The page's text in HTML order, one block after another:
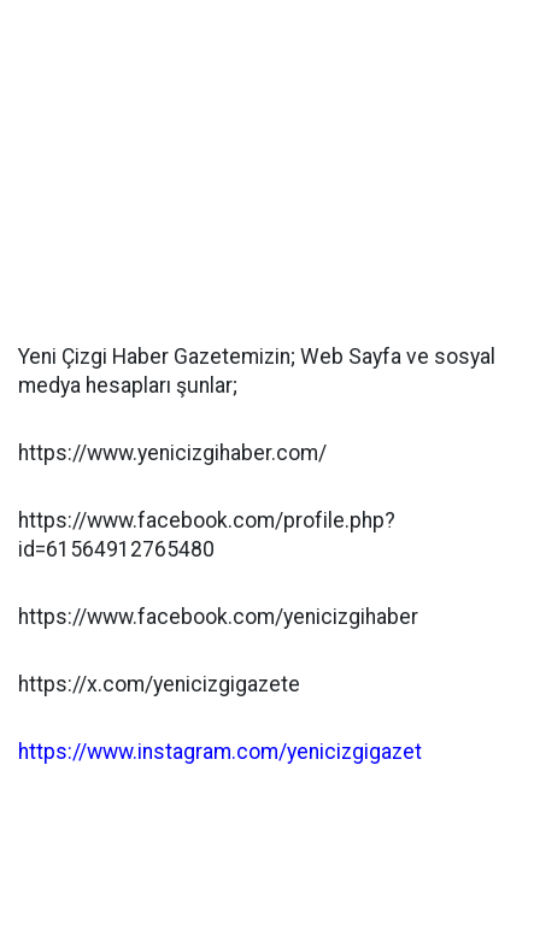
Yeni Çizgi Haber Gazetemizin; Web Sayfa ve sosyal
medya hesapları şunlar;
https://www.yenicizgihaber.com/
https://www.facebook.com/profile.php?
id=61564912765480
https://www.facebook.com/yenicizgihaber
https://x.com/yenicizgigazete
https://www.instagram.com/yenicizgigazet